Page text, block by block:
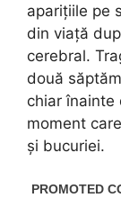
aparițiile pe
din viață
cerebral.
două
chiar înainte
moment
și bucuriei.